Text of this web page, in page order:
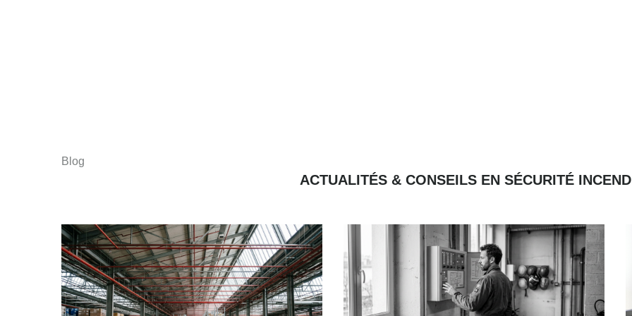
Blog
ACTUALITÉS & CONSEILS EN SÉCURITÉ